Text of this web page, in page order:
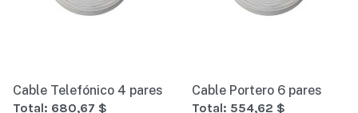
Cable Telefónico 4 pares
Total: 680,67 $
Cable Portero 6 pares
Total: 554,62 $